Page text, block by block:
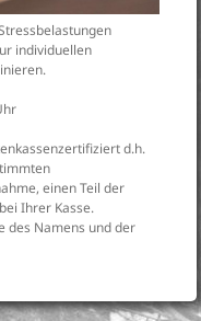
individuellen
d.h.
einen Teil der
Ihrer Kasse.
des Namens und der